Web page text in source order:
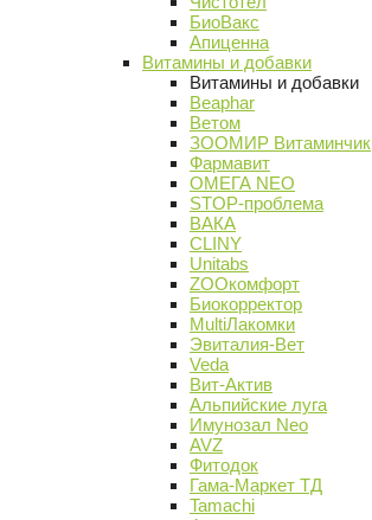
БиоВакс
Апиценна
Витамины и добавки
Витамины и добавки
Beaphar
Ветом
ЗООМИР Витаминчик
Фармавит
ОМЕГА NEO
STOP-проблема
ВАКА
CLINY
Unitabs
ZOOкомфорт
Биокорректор
MultiЛакомки
Эвиталия-Вет
Veda
Вит-Актив
Альпийские луга
Имунозал Neo
AVZ
Фитодок
Гама-Маркет ТД
Tamachi